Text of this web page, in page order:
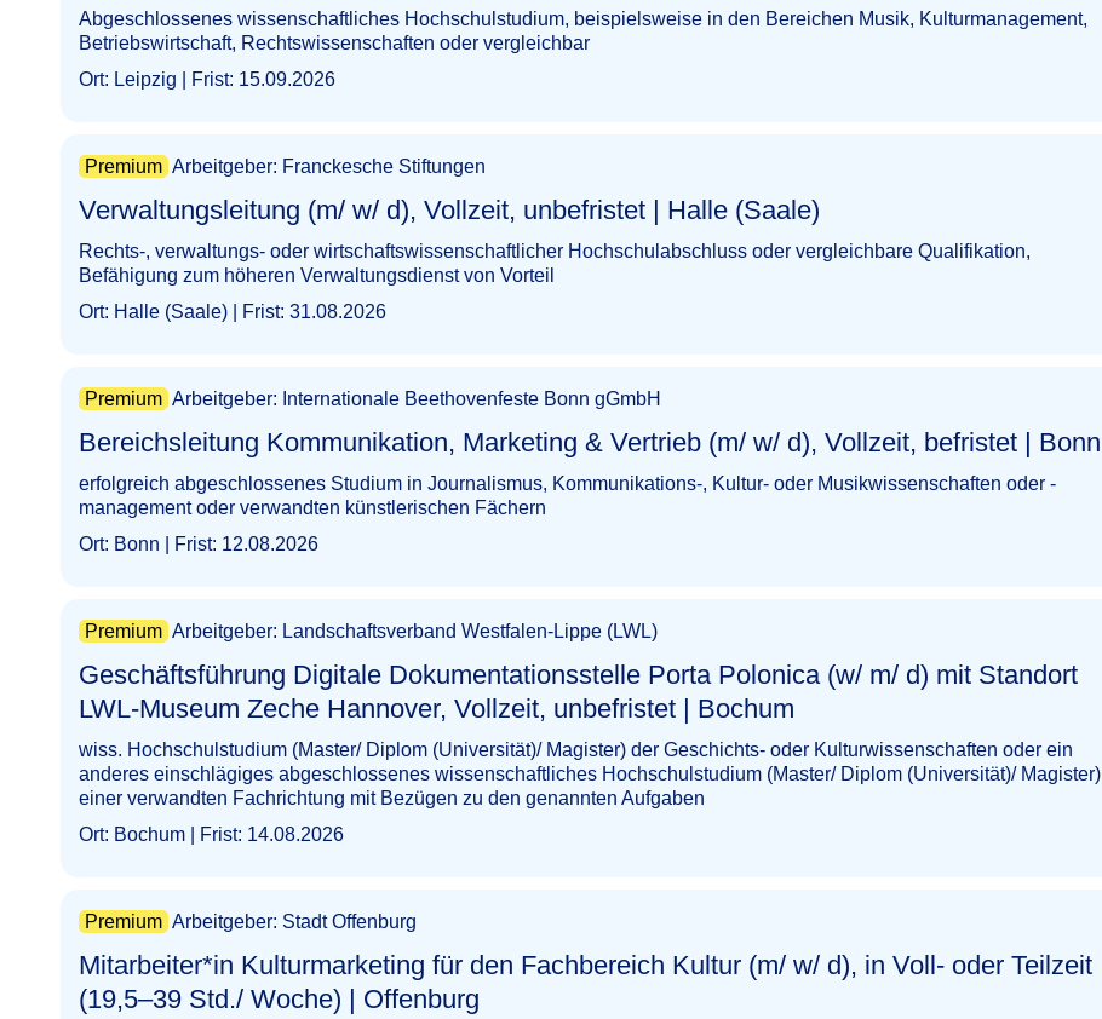
Abgeschlossenes wissenschaftliches Hochschulstudium, beispielsweise in den Bereichen Musik, Kulturmanagement,
Betriebswirtschaft, Rechtswissenschaften oder vergleichbar
Ort: Leipzig | Frist: 15.09.2026
Premium Arbeitgeber: Franckesche Stiftungen
Verwaltungsleitung (m/ w/ d), Vollzeit, unbefristet | Halle (Saale)​‌‌‌‌​‌​‌​‌​‌‌‌​‌‌​
Rechts-, verwaltungs- oder wirtschaftswissenschaftlicher Hochschulabschluss oder vergleichbare Qualifikation,
Befähigung zum höheren Verwaltungsdienst von Vorteil
Ort: Halle (Saale) | Frist: 31.08.2026
Premium Arbeitgeber: Internationale Beethovenfeste Bonn gGmbH
Bereichsleitung Kommunikation, Marketing & Vertrieb (m/ w/ d), Vollzeit, befristet | Bonn​‌‌‌‌​‌​‌​​​​​‌​‌‌‌
erfolgreich abgeschlossenes Studium in Journalismus, Kommunikations-, Kultur- oder Musikwissenschaften oder -
management oder verwandten künstlerischen Fächern
Ort: Bonn | Frist: 12.08.2026
Premium Arbeitgeber: Landschaftsverband Westfalen-Lippe (LWL)
Geschäftsführung Digitale Dokumentationsstelle Porta Polonica (w/ m/ d) mit Standort
LWL-Museum Zeche Hannover, Vollzeit, unbefristet | Bochum​‌‌‌‌​‌​​‌​​‌‌​‌‌‌‌
wiss. Hochschulstudium (Master/ Diplom (Universität)/ Magister) der Geschichts- oder Kulturwissenschaften oder ein
anderes einschlägiges abgeschlossenes wissenschaftliches Hochschulstudium (Master/ Diplom (Universität)/ Magister)
einer verwandten Fachrichtung mit Bezügen zu den genannten Aufgaben
Ort: Bochum | Frist: 14.08.2026
Premium Arbeitgeber: Stadt Offenburg
Mitarbeiter*in Kulturmarketing für den Fachbereich Kultur (m/ w/ d), in Voll- oder Teilzeit
(19,5–39 Std./ Woche) | Offenburg​‌‌‌‌​‌​​​‌‌‌‌​​‌‌‌